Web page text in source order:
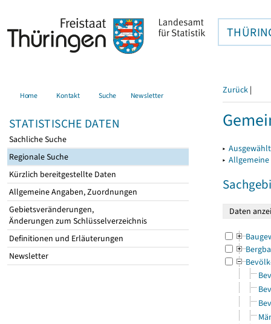
Home Kontakt Suche Newsletter
STATISTISCHE DATEN
Sachliche Suche
Regionale Suche
Kürzlich bereitgestellte Daten
Allgemeine Angaben, Zuordnungen
Gebietsveränderungen,
Änderungen zum Schlüsselverzeichnis
Definitionen und Erläuterungen
Newsletter
Zurück |
▸
▸